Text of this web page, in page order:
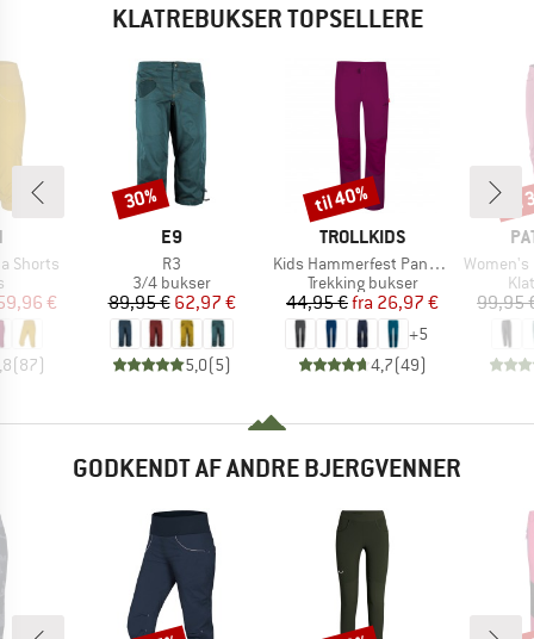
KLATREBUKSER TOPSELLERE
Shorts
pris
€
(87)
MÆRKE
E9
Artikel
R3
Produktgruppe
3/4 bukser
Pris
89,95 €Nedsat pris
62,97 €
5,0(5)
Rabat
30%
MÆRKE
TROLLKIDS
Artikel
Kids Hammerfest Pants Pro
Produktgruppe
Trekking bukser
Pris
44,95 € Nedsat pris
fra 26,97 €
+5
4,7(49)
Rabat
til 40%
Artikel
Women's
99,95
GODKENDT AF ANDRE BJERGVENNER